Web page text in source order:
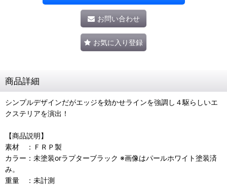
お問い合わせ
お気に入り登録
商品詳細
シンプルデザインだがエッジを効かせラインを強調し４駆らしいエ
クステリアを演出！
【商品説明】
素材 ：ＦＲＰ製
カラー：未塗装orラプターブラック ※画像はパールホワイト塗装済
み。
重量 ：未計測